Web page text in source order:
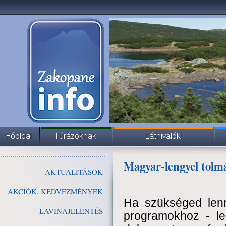
AKTUALITÁSOK
AKCIÓK, KEDVEZMÉNYEK
LAVINAJELENTÉS
Magyar-lengyel
Ha szükséged
programokhoz -